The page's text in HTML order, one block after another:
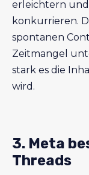
erleichtern
konkurrieren.
spontanen
Zeitmangel
stark es die
wird.
3. Meta
Threads